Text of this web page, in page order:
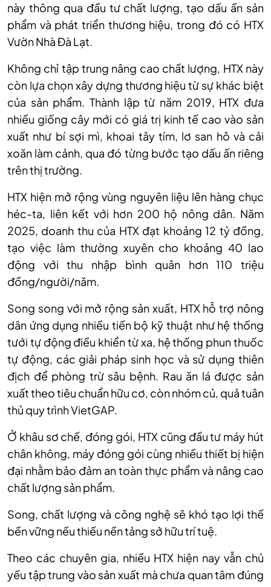
này thông qua đầu tư chất lượng, tạo dấu ấn sản
phẩm và phát triển thương hiệu, trong đó có HTX
Vườn Nhà Đà Lạt.
Không chỉ tập trung nâng cao chất lượng, HTX này
còn lựa chọn xây dựng thương hiệu từ sự khác biệt
của sản phẩm. Thành lập từ năm 2019, HTX đưa
nhiều giống cây mới có giá trị kinh tế cao vào sản
xuất như bí sợi mì, khoai tây tím, lơ san hô và cải
xoăn làm cảnh, qua đó từng bước tạo dấu ấn riêng
trên thị trường.
HTX hiện mở rộng vùng nguyên liệu lên hàng chục
héc-ta, liên kết với hơn 200 hộ nông dân. Năm
2025, doanh thu của HTX đạt khoảng 12 tỷ đồng,
tạo việc làm thường xuyên cho khoảng 40 lao
động với thu nhập bình quân hơn 110 triệu
đồng/người/năm.
Song song với mở rộng sản xuất, HTX hỗ trợ nông
dân ứng dụng nhiều tiến bộ kỹ thuật như hệ thống
tưới tự động điều khiển từ xa, hệ thống phun thuốc
tự động, các giải pháp sinh học và sử dụng thiên
địch để phòng trừ sâu bệnh. Rau ăn lá được sản
xuất theo tiêu chuẩn hữu cơ, còn nhóm củ, quả tuân
thủ quy trình VietGAP.
Ở khâu sơ chế, đóng gói, HTX cũng đầu tư máy hút
chân không, máy đóng gói cùng nhiều thiết bị hiện
đại nhằm bảo đảm an toàn thực phẩm và nâng cao
chất lượng sản phẩm.
Song, chất lượng và công nghệ sẽ khó tạo lợi thế
bền vững nếu thiếu nền tảng sở hữu trí tuệ.
Theo các chuyên gia, nhiều HTX hiện nay vẫn chủ
yếu tập trung vào sản xuất mà chưa quan tâm đúng